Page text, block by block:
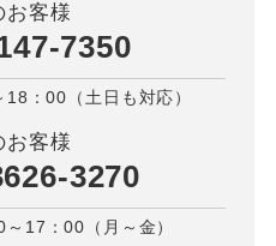
お客様
7350
18：00（土日も対応）
お客様
3270
～17：00（月～金）